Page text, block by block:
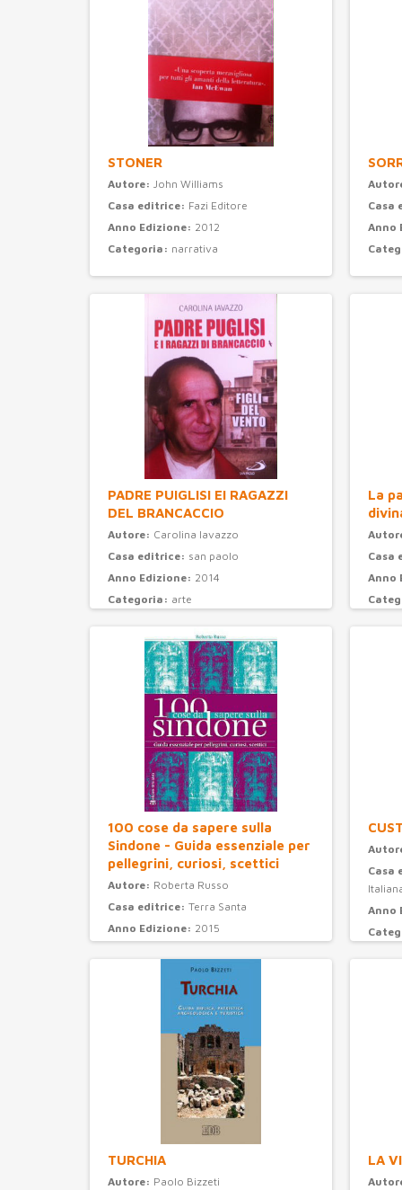
STONER
Autore: John Williams
Casa editrice: Fazi Editore
Anno Edizione: 2012
Categoria: narrativa
Casa
Anno
PADRE PUIGLISI EI RAGAZZI
DEL BRANCACCIO
Autore: Carolina Iavazzo
Casa editrice: san paolo
Anno Edizione: 2014
Categoria: arte
La
Casa
Anno
100 cose da sapere sulla
Sindone - Guida essenziale per
pellegrini, curiosi, scettici
Autore: Roberta Russo
Casa editrice: Terra Santa
Anno Edizione: 2015
Casa
Anno
TURCHIA
Autore: Paolo Bizzeti
LA